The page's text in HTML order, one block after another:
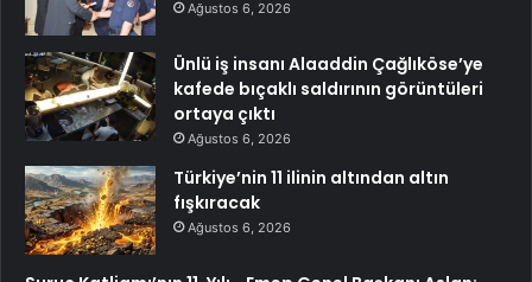
Ağustos 6, 2026
Ünlü iş insanı Alaaddin Çağlıköse’ye
kafede bıçaklı saldırının görüntüleri
ortaya çıktı
Ağustos 6, 2026
Türkiye’nin 11 ilinin altından altın
fışkıracak
Ağustos 6, 2026